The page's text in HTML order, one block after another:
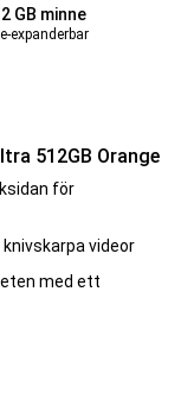
GB minne
expanderbar
512GB Orange
för
videor
med ett